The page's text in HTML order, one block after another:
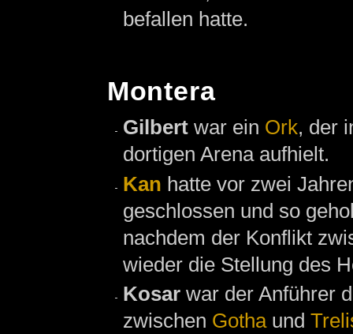
befallen hatte.
Montera
Gilbert war ein Ork, der
dortigen Arena aufhielt.
Kan hatte vor zwei
geschlossen und so
nachdem der Konflikt
wieder die Stellung des
Kosar war der Anführer
zwischen Gothaund